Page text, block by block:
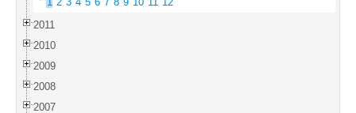
2011
2010
2009
2008
2007